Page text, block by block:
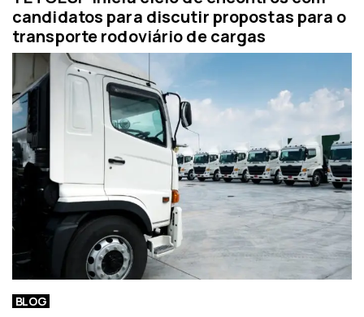
candidatos para discutir propostas para o
transporte rodoviário de cargas
BLOG